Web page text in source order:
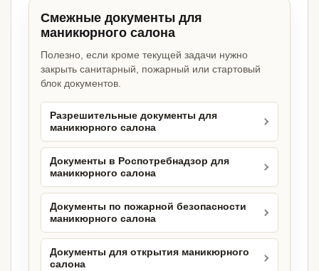
Смежные документы для
маникюрного салона
Полезно, если кроме текущей задачи нужно
закрыть санитарный, пожарный или стартовый
блок документов.
Разрешительные документы для
маникюрного салона
Документы в Роспотребнадзор для
маникюрного салона
Документы по пожарной безопасности
маникюрного салона
Документы для открытия маникюрного
салона